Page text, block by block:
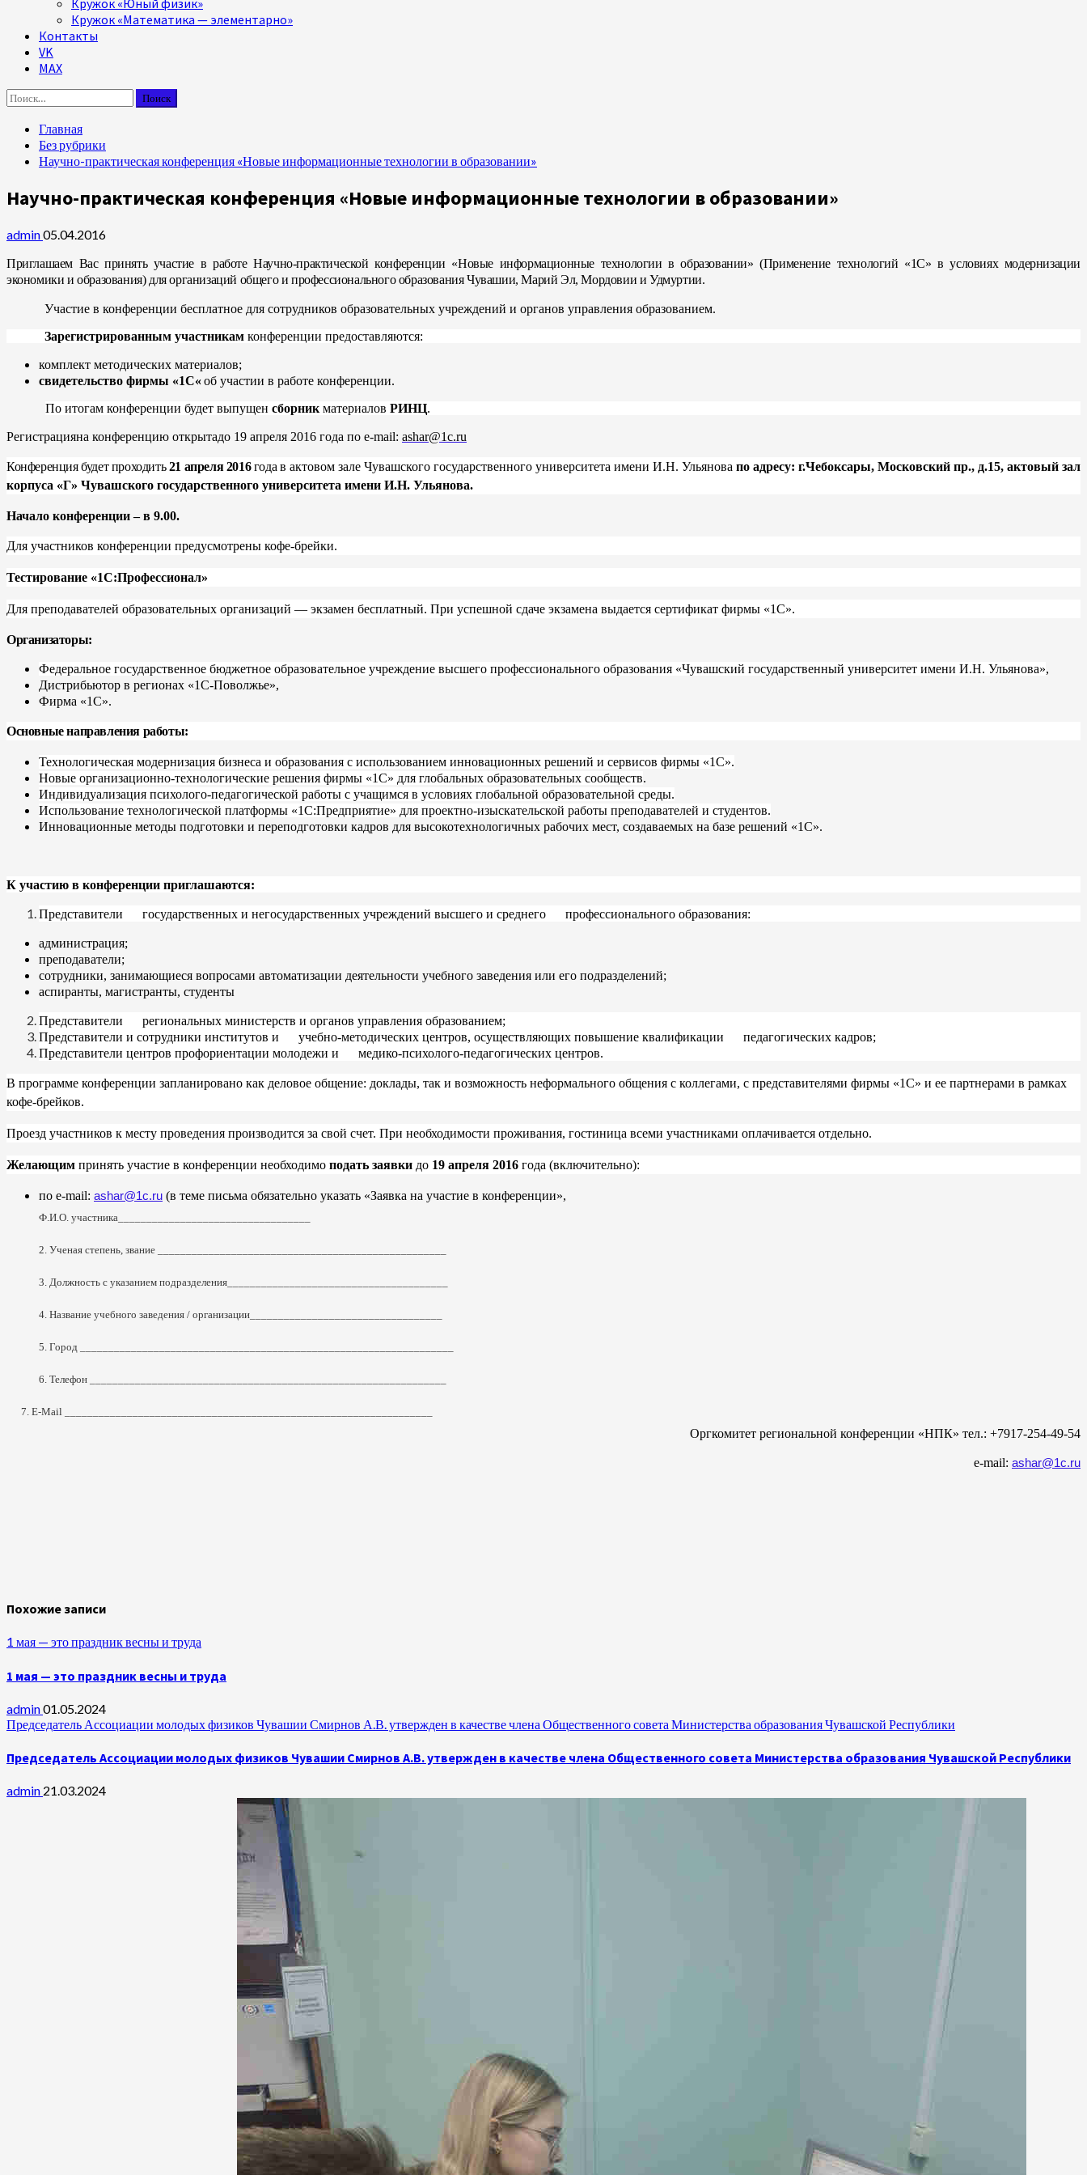
Кружок «Юный физик»
Кружок «Математика — элементарно»
Контакты
VK
MAX
Найти:
Главная
Без рубрики
Научно-практическая конференция «Новые информационные технологии в образовании»
Научно-практическая конференция «Новые информационные технологии в образовании»
admin05.04.2016
Приглашаем Вас принять участие в работе Научно-практической конференции «Новые информационные технологии в образовании» (Применение технологий «1С» в условиях модернизации
экономики и образования) для организаций общего и профессионального образования Чувашии, Марий Эл, Мордовии и Удмуртии.
Участие в конференции бесплатное для сотрудников образовательных учреждений и органов управления образованием.
Зарегистрированным участникам конференции предоставляются:
комплект методических материалов;
свидетельство фирмы «1С«об участии в работе конференции.
По итогам конференции будет выпущен сборник материалов РИНЦ.
Регистрацияна конференцию открытадо 19 апреля 2016 года по e-mail: ashar@1c.ru
Конференция будет проходить21 апреля 2016года в актовом зале Чувашского государственного университета имени И.Н. Ульянова по адресу: г.Чебоксары, Московский пр., д.15, актовый зал
корпуса «Г» Чувашского государственного университета имени И.Н. Ульянова.
Начало конференции – в 9.00.
Для участников конференции предусмотрены кофе-брейки.
Тестирование «1С:Профессионал»
Для преподавателей образовательных организаций — экзамен бесплатный. При успешной сдаче экзамена выдается сертификат фирмы «1С».
Организаторы:
Федеральное государственное бюджетное образовательное учреждение высшего профессионального образования «Чувашский государственный университет имени И.Н. Ульянова»,
Дистрибьютор в регионах «1С-Поволжье»,
Фирма «1С».
Основные направления работы:
Технологическая модернизация бизнеса и образования с использованием инновационных решений и сервисов фирмы «1С».
Новые организационно-технологические решения фирмы «1С» для глобальных образовательных сообществ.
Индивидуализация психолого-педагогической работы с учащимся в условиях глобальной образовательной среды.
Использование технологической платформы «1С:Предприятие» для проектно-изыскательской работы преподавателей и студентов.
Инновационные методы подготовки и переподготовки кадров для высокотехнологичных рабочих мест, создаваемых на базе решений «1С».
К участию в конференции приглашаются:
Представители государственных и негосударственных учреждений высшего и среднего профессионального образования:
администрация;
преподаватели;
сотрудники, занимающиеся вопросами автоматизации деятельности учебного заведения или его подразделений;
аспиранты, магистранты, студенты
Представители региональных министерств и органов управления образованием;
Представители и сотрудники институтов и учебно-методических центров, осуществляющих повышение квалификации педагогических кадров;
Представители центров профориентации молодежи и медико-психолого-педагогических центров.
В программе конференции запланировано как деловое общение: доклады, так и возможность неформального общения с коллегами, с представителями фирмы «1С» и ее партнерами в рамках
кофе-брейков.
Проезд участников к месту проведения производится за свой счет. При необходимости проживания, гостиница всеми участниками оплачивается отдельно.
Желающим принять участие в конференции необходимо подать заявки до 19 апреля 2016 года (включительно):
по e-mail: ashar@1c.ru (в теме письма обязательно указать «Заявка на участие в конференции»,
Ф.И.О. участника__________________________________
2. Ученая степень, звание ___________________________________________________
3. Должность с указанием подразделения_______________________________________
4. Название учебного заведения / организации__________________________________
5. Город __________________________________________________________________
6. Телефон _______________________________________________________________
7. E-Mail _________________________________________________________________
Оргкомитет региональной конференции «НПК» тел.: +7917-254-49-54
e-mail: ashar@1c.ru
Похожие записи
1 мая — это праздник весны и труда
1 мая — это праздник весны и труда
admin01.05.2024
Председатель Ассоциации молодых физиков Чувашии Смирнов А.В. утвержден в качестве члена Общественного совета Министерства образования Чувашской Республики
Председатель Ассоциации молодых физиков Чувашии Смирнов А.В. утвержден в качестве члена Общественного совета Министерства образования Чувашской Республики
admin 21.03.2024